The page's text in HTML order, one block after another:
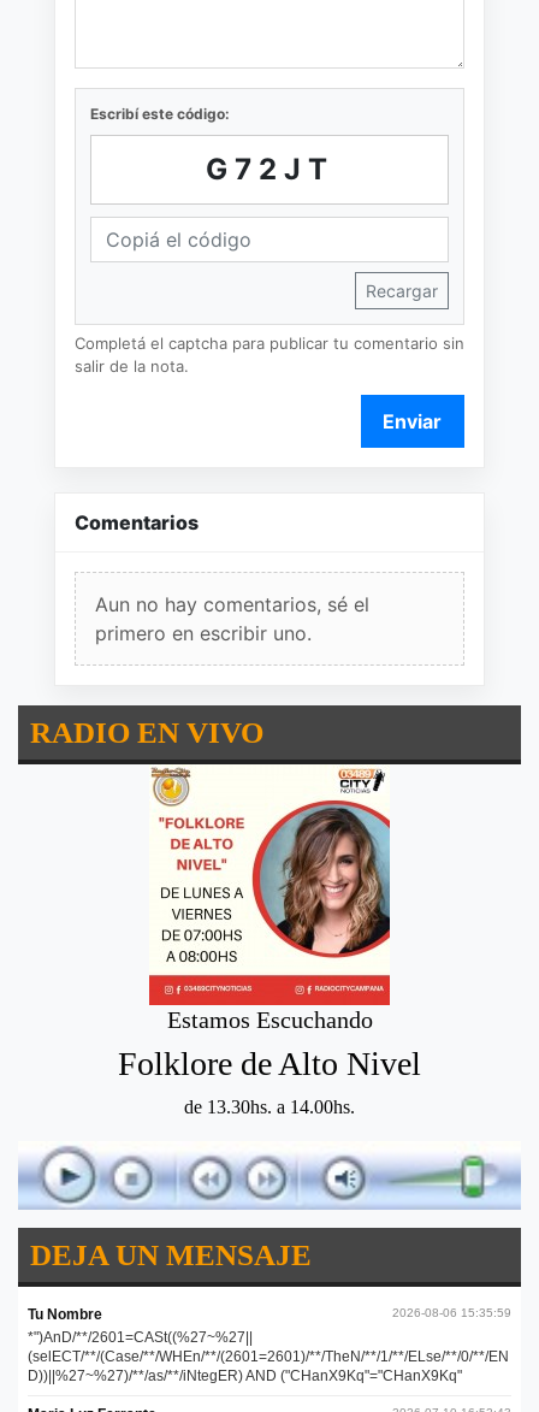
Escribí este código:
G72JT
Recargar
Completá el captcha para publicar tu comentario sin
salir de la nota.
Enviar
Comentarios
Aun no hay comentarios, sé el
primero en escribir uno.
RADIO EN VIVO
Estamos Escuchando
Folklore de Alto Nivel
de 13.30hs. a 14.00hs.
DEJA UN MENSAJE